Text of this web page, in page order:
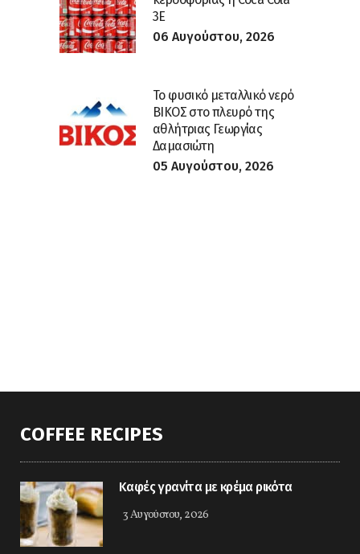
3E
06 Αυγούστου, 2026
Το φυσικό μεταλλικό νερό
ΒΙΚΟΣ στο πλευρό της
αθλήτριας Γεωργίας
Δαμασιώτη
05 Αυγούστου, 2026
COFFEE RECIPES
Καφές γρανίτα με κρέμα ρικότα
3 Αυγούστου, 2026